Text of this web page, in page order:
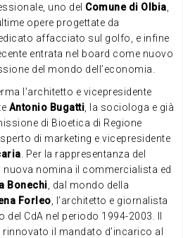
uno del Comune di Olbia
opere progettate da
affacciato sul golfo, e infine
entrata nel board come nuovo
del mondo dell’economia.
l’architetto e vicepresidente
Antonio Bugatti , la sociologa e già
di Bioetica di Regione
di marketing e vicepresidente
. Per la rappresentanza del
nomina il commercialista ed
Bonechi , dal mondo della
Forleo , l’architetto e giornalista
del CdA nel periodo 1994-2003. Il
il mandato d’incarico al